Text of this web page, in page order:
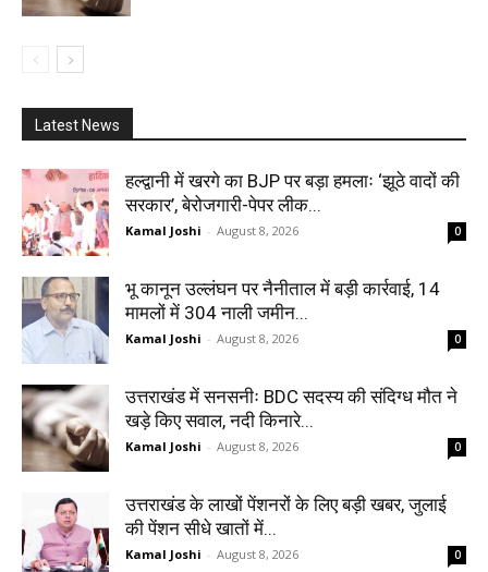
Latest News
हल्द्वानी में खरगे का BJP पर बड़ा हमलाः ‘झूठे वादों की
सरकार’, बेरोजगारी-पेपर लीक...
Kamal Joshi - August 8, 2026 0
भू कानून उल्लंघन पर नैनीताल में बड़ी कार्रवाई, 14
मामलों में 304 नाली जमीन...
Kamal Joshi - August 8, 2026 0
उत्तराखंड में सनसनीः BDC सदस्य की संदिग्ध मौत ने
खड़े किए सवाल, नदी किनारे...
Kamal Joshi - August 8, 2026 0
उत्तराखंड के लाखों पेंशनरों के लिए बड़ी खबर, जुलाई
की पेंशन सीधे खातों में...
Kamal Joshi - August 8, 2026 0